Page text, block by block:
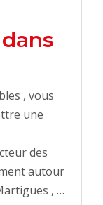
, vous
une
des
autour
, …